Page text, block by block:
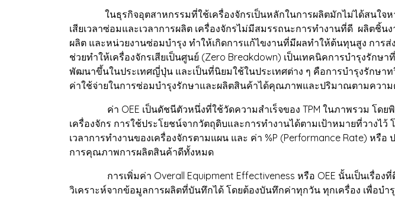
ในธุรกิจอุตสาหกรรมที่ใช้เครื่องจักรเป็นหลักในการผลิตมักไม่ได้สนใจหา
เสียเวลาซ่อมและเวลาการผลิต เครื่องจักรไม่มีสมรรถนะการทำงานที่ดี ผลิต
ผลิต และหน่วยงานซ่อมบำรุง ทำให้เกิดการแก้ไขงานที่มีผลทำให้ต้นทุนสูง กา
ช่วยทำให้เครื่องจักรเสียเป็นศูนย์ (Zero Breakdown) เป็นเทคนิคการบำรุงรั
พัฒนาขึ้นในประเทศญี่ปุ่น และเป็นที่นิยมใช้ในประเทศต่าง ๆ คือการบำรุงรักษ
ค่าใช้จ่ายในการซ่อมบำรุงรักษาและผลิตสินค้าได้คุณภาพและปริมาณตามความ
ค่า OEE เป็นดัชนีตัวหนึ่งที่ใช้วัดความสำเร็จของ TPM ในภาพรวม โดย
เครื่องจักร การใช้ประโยชน์จากวัตถุดิบและการทำงานได้ตามเป้าหมายที่วางไว้
เวลาการทำงานของเครื่องจักรตามแผน และ ค่า %P (Performance Rate) หรื
การคุณภาพการผลิตสินค้าดีทั้งหมด
การเพิ่มค่า Overall Equipment Effectiveness หรือ OEE นั้นเป็นเรื่องที่ดี
วิเคราะห์จากข้อมูลการผลิตที่บันทึกได้ โดยต้องบันทึกค่าทุกวัน ทุกเครื่อง เพื่อบำ